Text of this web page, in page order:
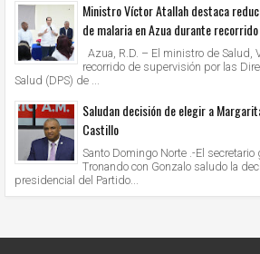
Ministro Víctor Atallah destaca
de malaria en Azua durante
Azua, R.D. – El ministro de Salud,
recorrido de supervisión por las
Salud (DPS) de ...
Saludan decisión de elegir a
Castillo
Santo Domingo Norte .-El
Tronando con Gonzalo saludo la
presidencial del Partido...